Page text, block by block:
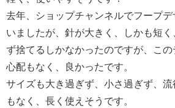
去年、ショップチャンネルでフープ
いましたが、針が大きく、しかも短
ず捨てるしかなかったのですが、この
心配もなく、良かったです。
サイズも大き過ぎず、小さ過ぎず、
もなく、長く使えそうです。